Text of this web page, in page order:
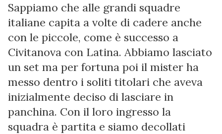
Sappiamo che alle grandi squadre
italiane capita a volte di cadere anche
con le piccole, come è successo a
Civitanova con Latina. Abbiamo lasciato
un set ma per fortuna poi il mister ha
messo dentro i soliti titolari che aveva
inizialmente deciso di lasciare in
panchina. Con il loro ingresso la
squadra è partita e siamo decollati